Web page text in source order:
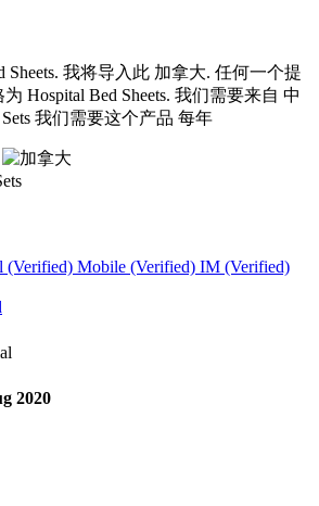
Sheets. 我将导入此 加拿大. 任何一个提
Hospital Bed Sheets. 我们需要来自 中
我们需要这个产品 每年
(Verified) Mobile (Verified) IM (Verified)
2020